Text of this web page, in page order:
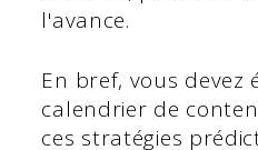
l'avance.
En bref, vous devez
calendrier de
ces stratégies